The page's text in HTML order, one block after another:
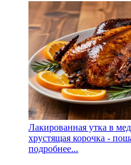
Лакированная утка в
хрустящая корочка -
подробнее...